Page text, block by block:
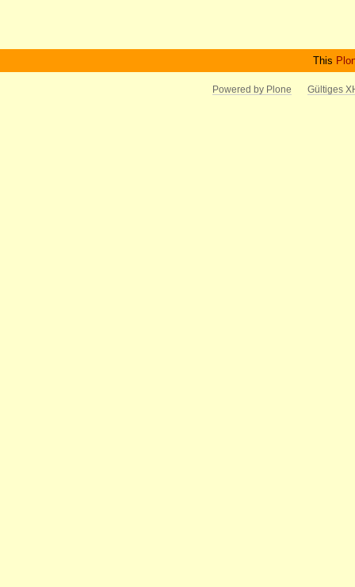
This
Powered by Plone Gültiges